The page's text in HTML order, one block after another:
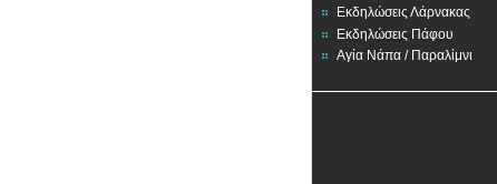
Εκδηλώσεις Λάρνακας
Εκδηλώσεις Πάφου
Αγία Νάπα / Παραλίμνι